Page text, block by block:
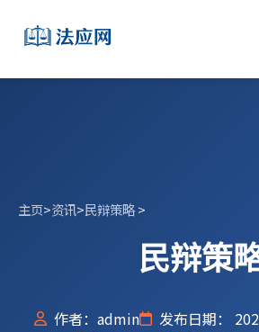
主页>资讯>民辩策略>
民辩策
作者：admin
发布日期：